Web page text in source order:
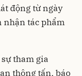
động từ ngày
nhận tác phẩm
tham gia
thông tấn, báo